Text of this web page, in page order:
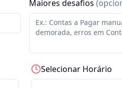
Maiores desafios
Selecionar Horário